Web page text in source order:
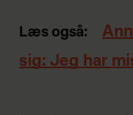
Læs også:
sig: Jeg har